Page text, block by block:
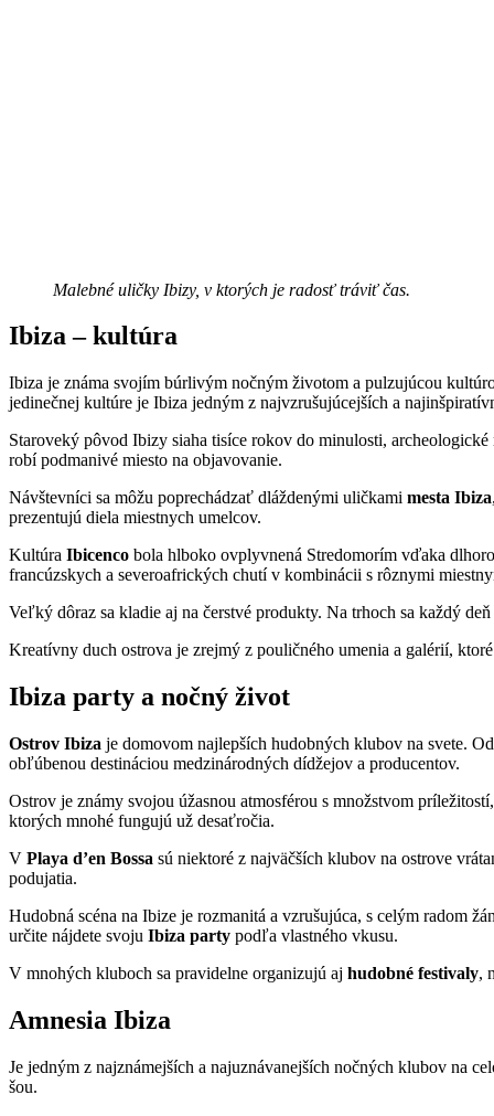
Malebné uličky Ibizy, v ktorých je radosť tráviť čas.
Ibiza – kultúra
Ibiza je známa svojím búrlivým nočným životom a pulzujúcou
jedinečnej kultúre je Ibiza jedným z najvzrušujúcejších a
Staroveký pôvod Ibizy siaha tisíce rokov do minulosti,
robí podmanivé miesto na objavovanie.
Návštevníci sa môžu poprechádzať dláždenými uličkami mesta Ibiza
prezentujú diela miestnych umelcov.
Kultúra Ibicenco bola hlboko ovplyvnená Stredomorím vďaka
francúzskych a severoafrických chutí v kombinácii s rôznymi
Veľký dôraz sa kladie aj na čerstvé produkty. Na trhoch sa každý
Kreatívny duch ostrova je zrejmý z pouličného umenia a galérií,
Ibiza party a nočný život
Ostrov Ibiza je domovom najlepších hudobných klubov na svete.
obľúbenou destináciou medzinárodných dídžejov a producentov.
Ostrov je známy svojou úžasnou atmosférou s množstvom
ktorých mnohé fungujú už desaťročia.
V Playa d’en Bossa sú niektoré z najväčších klubov na ostrove
podujatia.
Hudobná scéna na Ibize je rozmanitá a vzrušujúca, s celým radom
určite nájdete svoju Ibiza party podľa vlastného vkusu.
V mnohých kluboch sa pravidelne organizujú aj hudobné festivaly,
Amnesia Ibiza
Je jedným z najznámejších a najuznávanejších nočných klubov na
šou.